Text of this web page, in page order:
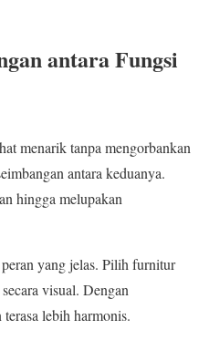
antara Fungsi
menarik tanpa mengorbankan
antara keduanya.
hingga melupakan
yang jelas. Pilih furnitur
visual. Dengan
lebih harmonis.